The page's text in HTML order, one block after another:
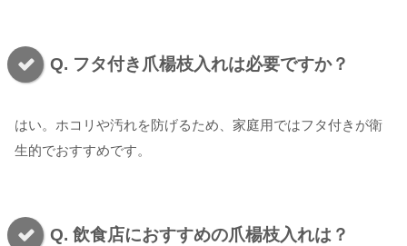
Q. フタ付き爪楊枝入れは必要ですか？
はい。ホコリや汚れを防げるため、家庭用ではフタ付きが衛
生的でおすすめです。
Q. 飲食店におすすめの爪楊枝入れは？